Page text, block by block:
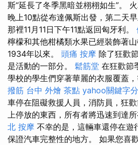
斯“延長了冬季黑暗並栩栩如生”。
晚上10點從布達佩斯出發，第二天
那裡11月11日下午11點返回匈牙利。
檸檬和其他柑橘類水果已經裝飾著
1934年以來。 頭痛 按摩 除了狂歡
是活動的一部分。 鬆筋堂 在狂歡節
學校的學生們穿著華麗的衣服覆蓋，
撥筋 台中 外燴 茶點 yahoo關鍵字
車停在阻礙救援人員，消防員，狂
上停放的東西，所有者將迅速到達所
北 按摩 不幸的是，這輛車還停在遊
保證汽車完整性的地方。 如果您喜